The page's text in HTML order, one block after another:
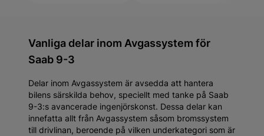
Vanliga delar inom Avgassystem för
Saab 9-3
Delar inom Avgassystem är avsedda att hantera
bilens särskilda behov, speciellt med tanke på Saab
9-3:s avancerade ingenjörskonst. Dessa delar kan
innefatta allt från Avgassystem såsom bromssystem
till drivlinan, beroende på vilken underkategori som är